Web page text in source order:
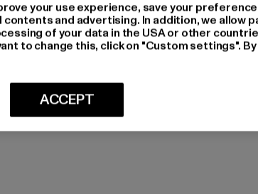
your use experience, save your
and advertising. In addition, we allow
of your data in the USA or other
to change this, click on "Custom settings".
ACCEPT